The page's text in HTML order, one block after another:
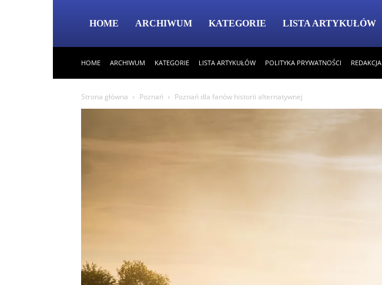
HOME ARCHIWUM KATEGORIE LISTA ARTYKUŁÓW
HOME ARCHIWUM KATEGORIE LISTA ARTYKUŁÓW POLITYKA PRYWATNOŚCI REDAKCJA
Strona główna Poznań Poznań dla fanów historii alternatywnej